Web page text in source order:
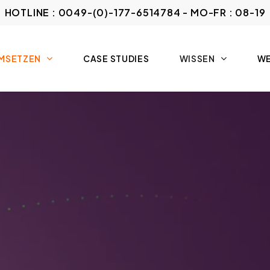
HOTLINE : 0049-(0)-177-6514784 - MO-FR : 08-19
CASE STUDIES WISSEN